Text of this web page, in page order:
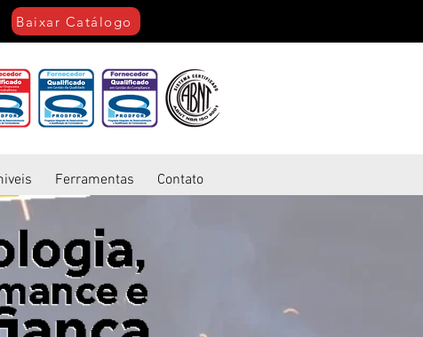
Baixar Catálogo
Ferramentas Contato